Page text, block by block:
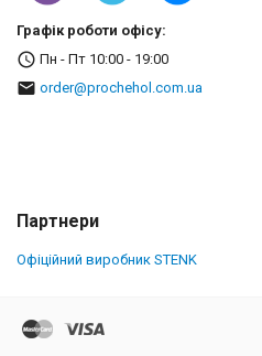
Графік роботи офісу:
Пн - Пт 10:00 - 19:00
order@prochehol.com.ua
Партнери
Офіційний виробник STENK